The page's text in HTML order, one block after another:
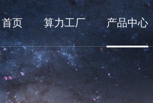
首页 算力工厂 产品中心